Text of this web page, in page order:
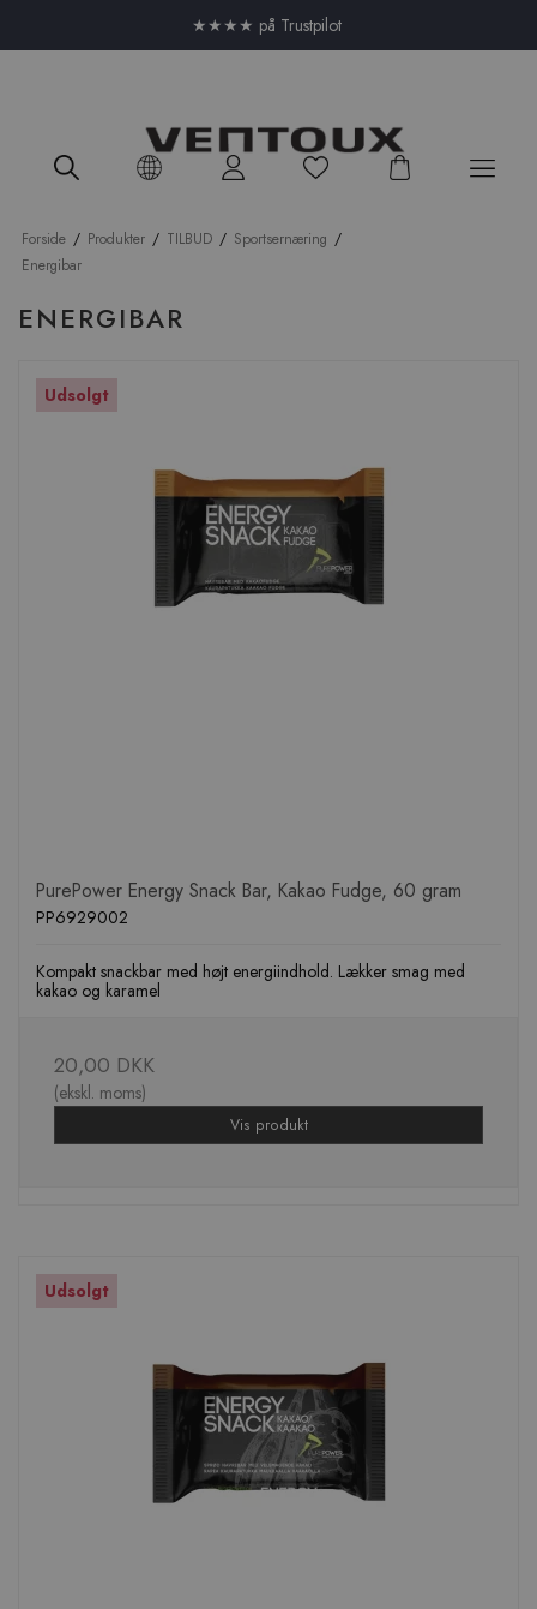
★★★★ på Trustpilot
Gratis fragt ved køb over 399 kr.
Forside / Produkter / TILBUD / Sportsernæring /
Energibar
ENERGIBAR
Udsolgt
PurePower Energy Snack Bar, Kakao Fudge, 60 gram
PP6929002
Kompakt snackbar med højt energiindhold. Lækker smag med
kakao og karamel
20,00 DKK
(ekskl. moms)
Vis produkt
Udsolgt